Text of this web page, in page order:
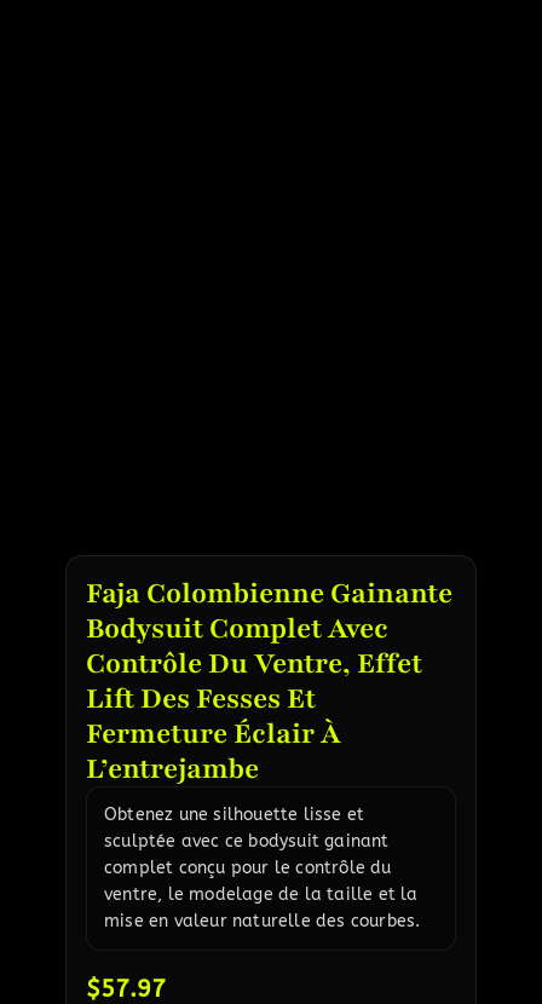
Faja Colombienne Gainante
Bodysuit Complet Avec
Contrôle Du Ventre, Effet
Lift Des Fesses Et
Fermeture Éclair À
L’entrejambe
Obtenez une silhouette lisse et
sculptée avec ce bodysuit gainant
complet conçu pour le contrôle du
ventre, le modelage de la taille et la
mise en valeur naturelle des courbes.
$57.97